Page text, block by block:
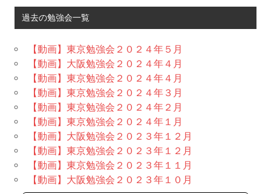
過去の勉強会一覧
【動画】東京勉強会２０２４年５月
【動画】大阪勉強会２０２４年４月
【動画】東京勉強会２０２４年４月
【動画】東京勉強会２０２４年３月
【動画】東京勉強会２０２４年２月
【動画】東京勉強会２０２４年１月
【動画】大阪勉強会２０２３年１２月
【動画】東京勉強会２０２３年１２月
【動画】東京勉強会２０２３年１１月
【動画】大阪勉強会２０２３年１０月